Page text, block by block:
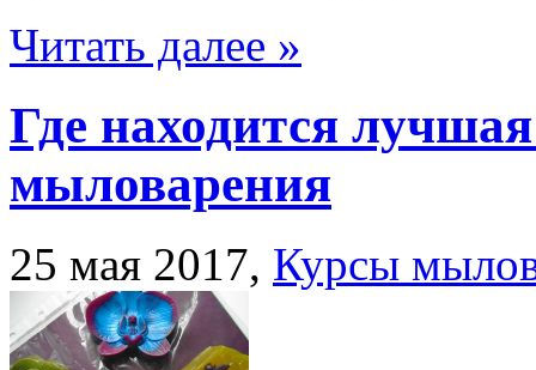
Читать далее »
Где находится
мыловарения
25 мая 2017, Курсы